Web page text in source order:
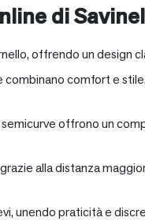
di
offrendo un design
comfort e
offrono un
alla distanza
unendo praticità e